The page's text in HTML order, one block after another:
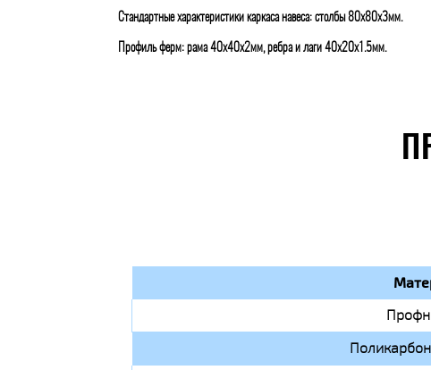
Стандартные характеристики каркаса навеса: столбы 80х80х3мм.
Профиль ферм: рама 40х40х2мм, ребра и лаги 40х20х1.5мм.